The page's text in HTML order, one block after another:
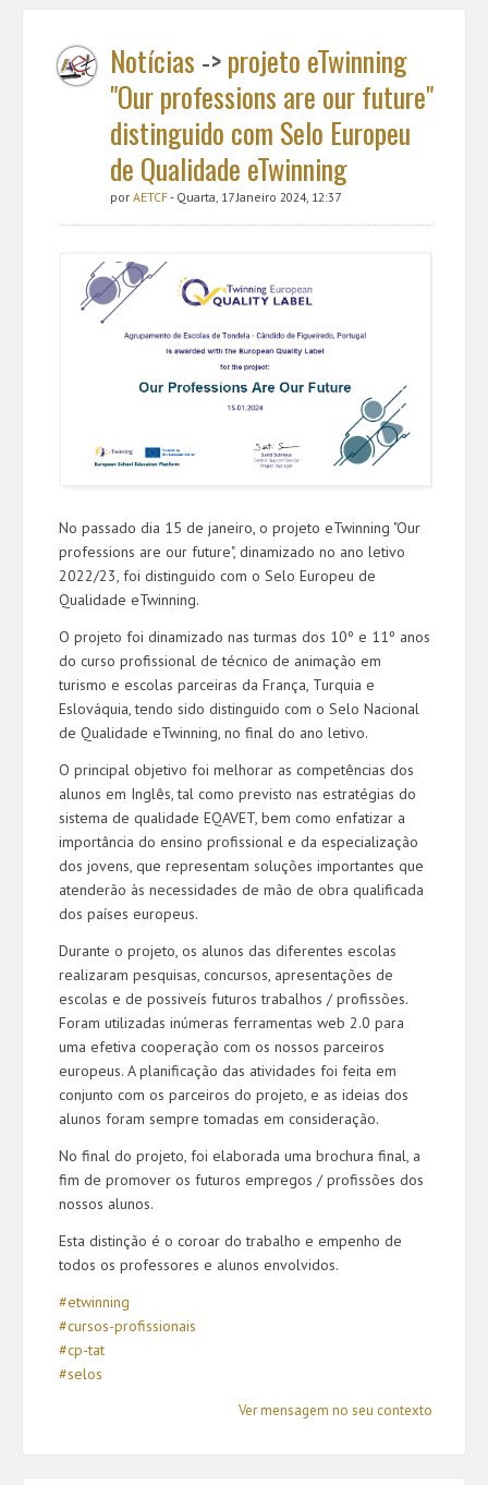
Notícias ->projeto eTwinning
"Our professions are our future"
distinguido com Selo Europeu
de Qualidade eTwinning
por AETCF- Quarta, 17 Janeiro 2024, 12:37
No passado dia 15 de janeiro, o projeto eTwinning "Our
professions are our future", dinamizado no ano letivo
2022/23, foi distinguido com o Selo Europeu de
Qualidade eTwinning.
O projeto foi dinamizado nas turmas dos 10º e 11º anos
do curso profissional de técnico de animação em
turismo e escolas parceiras da França, Turquia e
Eslováquia, tendo sido distinguido com o Selo Nacional
de Qualidade eTwinning, no final do ano letivo.
O principal objetivo foi melhorar as competências dos
alunos em Inglês, tal como previsto nas estratégias do
sistema de qualidade EQAVET, bem como enfatizar a
importância do ensino profissional e da especialização
dos jovens, que representam soluções importantes que
atenderão às necessidades de mão de obra qualificada
dos países europeus.
Durante o projeto, os alunos das diferentes escolas
realizaram pesquisas, concursos, apresentações de
escolas e de possiveís futuros trabalhos / profissões.
Foram utilizadas inúmeras ferramentas web 2.0 para
uma efetiva cooperação com os nossos parceiros
europeus. A planificação das atividades foi feita em
conjunto com os parceiros do projeto, e as ideias dos
alunos foram sempre tomadas em consideração.
No final do projeto, foi elaborada uma brochura final, a
fim de promover os futuros empregos / profissões dos
nossos alunos.
Esta distinção é o coroar do trabalho e empenho de
todos os professores e alunos envolvidos.
#etwinning
#cursos-profissionais
#cp-tat
#selos
Ver mensagem no seu contexto